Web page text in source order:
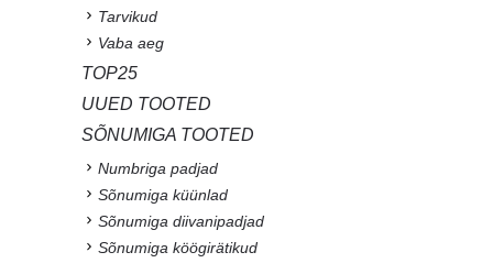
Tarvikud
Vaba aeg
TOP25
UUED TOOTED
SÕNUMIGA TOOTED
Numbriga padjad
Sõnumiga küünlad
Sõnumiga diivanipadjad
Sõnumiga köögirätikud